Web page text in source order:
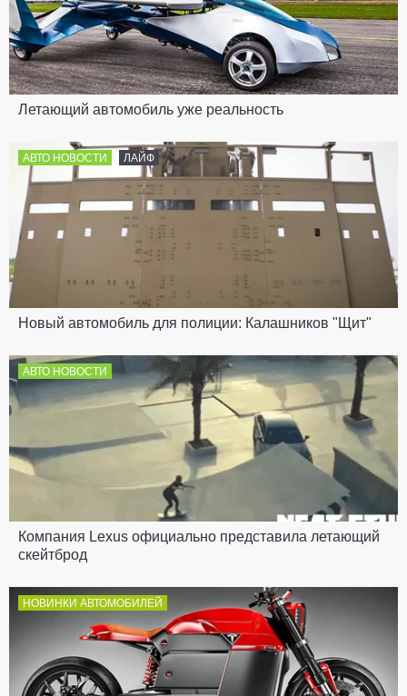
Летающий автомобиль уже реальность
АВТО НОВОСТИ ЛАЙФ
Новый автомобиль для полиции: Калашников "Щит"
АВТО НОВОСТИ
Компания Lexus официально представила летающий
скейтброд
НОВИНКИ АВТОМОБИЛЕЙ